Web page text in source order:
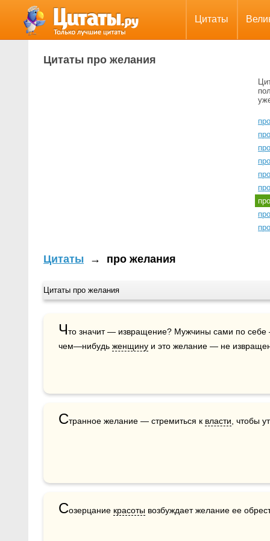
Цитаты
Цитаты про желания
Цитаты → про желания
Цитаты про желания
Что значит — извращение? Мужчины сами по
чем—нибудь женщину и это желание — не
Странное желание — стремиться к власти , чтобы
Созерцание красоты возбуждает желание ее